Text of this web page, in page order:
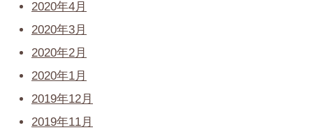
2020年4月
2020年3月
2020年2月
2020年1月
2019年12月
2019年11月